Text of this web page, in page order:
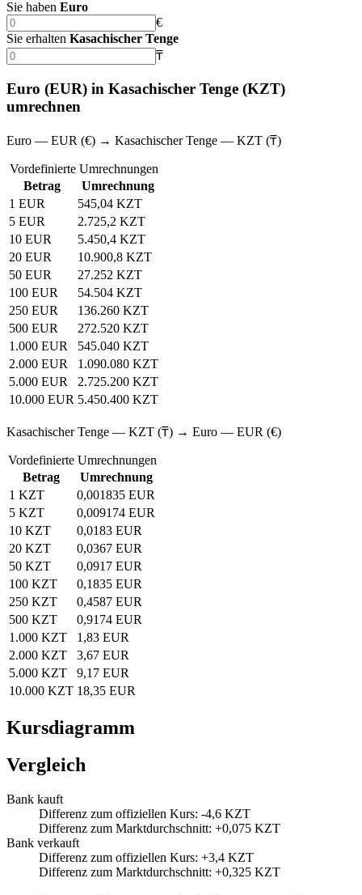
Sie haben Euro
€
Sie erhalten Kasachischer Tenge
₸
Euro (EUR) in Kasachischer Tenge (KZT)
umrechnen
Euro — EUR (€) → Kasachischer Tenge — KZT (₸)
Vordefinierte Umrechnungen
Betrag
Umrechnung
1 EUR
545,04 KZT
5 EUR
2.725,2 KZT
10 EUR
5.450,4 KZT
20 EUR
10.900,8 KZT
50 EUR
27.252 KZT
100 EUR
54.504 KZT
250 EUR
136.260 KZT
500 EUR
272.520 KZT
1.000 EUR
545.040 KZT
2.000 EUR
1.090.080 KZT
5.000 EUR
2.725.200 KZT
10.000 EUR 5.450.400 KZT
Kasachischer Tenge — KZT (₸) → Euro — EUR (€)
Vordefinierte Umrechnungen
Betrag
Umrechnung
1 KZT
0,001835 EUR
5 KZT
0,009174 EUR
10 KZT
0,0183 EUR
20 KZT
0,0367 EUR
50 KZT
0,0917 EUR
100 KZT
0,1835 EUR
250 KZT
0,4587 EUR
500 KZT
0,9174 EUR
1.000 KZT
1,83 EUR
2.000 KZT
3,67 EUR
5.000 KZT
9,17 EUR
10.000 KZT 18,35 EUR
Kursdiagramm
Vergleich
Bank kauft
Differenz zum offiziellen Kurs: -4,6 KZT
Differenz zum Marktdurchschnitt: +0,075 KZT
Bank verkauft
Differenz zum offiziellen Kurs: +3,4 KZT
Differenz zum Marktdurchschnitt: +0,325 KZT